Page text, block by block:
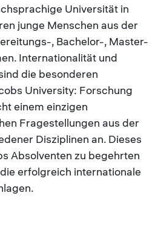
Universität in
junge Menschen aus der
, Bachelor-, Master-
Internationalität und
die besonderen
University: Forschung
einem einzigen
Fragestellungen aus der
Disziplinen an. Dieses
Absolventen zu begehrten
erfolgreich internationale